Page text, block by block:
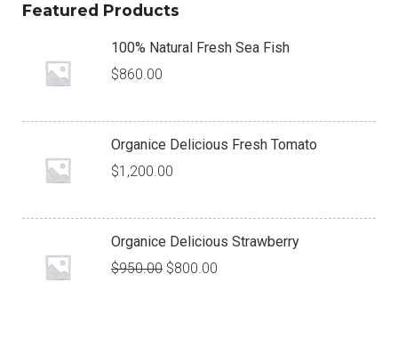
Featured Products
100% Natural Fresh Sea Fish
$860.00
Organice Delicious Fresh Tomato
$1,200.00
Organice Delicious Strawberry
$950.00 $800.00